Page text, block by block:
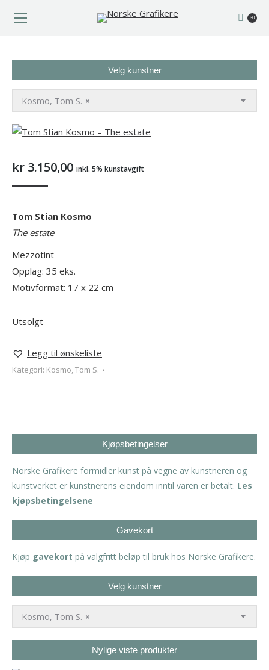
30
Velg kunstner
×
Kosmo, Tom S.
kr 3.150,00 inkl. 5% kunstavgift
Tom Stian Kosmo
The estate
Mezzotint
Opplag: 35 eks.
Motivformat: 17 x 22 cm
Utsolgt
Legg til ønskeliste
Kategori: Kosmo, Tom S.
Kjøpsbetingelser
Norske Grafikere formidler kunst på vegne av kunstneren og
kunstverket er kunstnerens eiendom inntil varen er betalt. Les
kjøpsbetingelsene
Gavekort
Kjøp gavekort på valgfritt beløp til bruk hos Norske Grafikere.
Velg kunstner
×
Kosmo, Tom S.
Nylige viste produkter